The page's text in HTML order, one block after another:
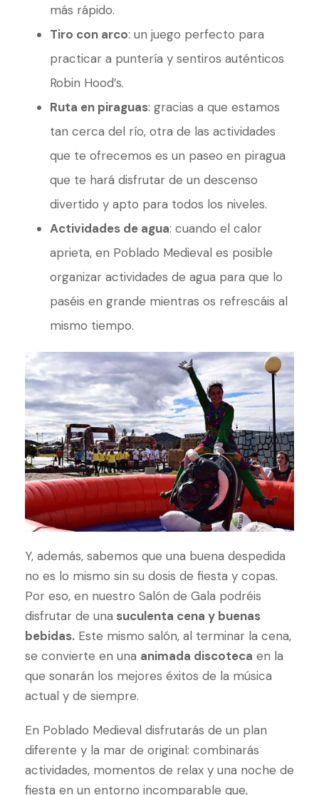
más rápido.
Tiro con arco: un juego perfecto para
practicar a puntería y sentiros auténticos
Robin Hood’s.
Ruta en piraguas: gracias a que estamos
tan cerca del río, otra de las actividades
que te ofrecemos es un paseo en piragua
que te hará disfrutar de un descenso
divertido y apto para todos los niveles.
Actividades de agua: cuando el calor
aprieta, en Poblado Medieval es posible
organizar actividades de agua para que lo
paséis en grande mientras os refrescáis al
mismo tiempo.
Y, además, sabemos que una buena despedida
no es lo mismo sin su dosis de fiesta y copas.
Por eso, en nuestro Salón de Gala podréis
disfrutar de una suculenta cena y buenas
bebidas. Este mismo salón, al terminar la cena,
se convierte en una animada discoteca en la
que sonarán los mejores éxitos de la música
actual y de siempre.
En Poblado Medieval disfrutarás de un plan
diferente y la mar de original: combinarás
actividades, momentos de relax y una noche de
fiesta en un entorno incomparable que,